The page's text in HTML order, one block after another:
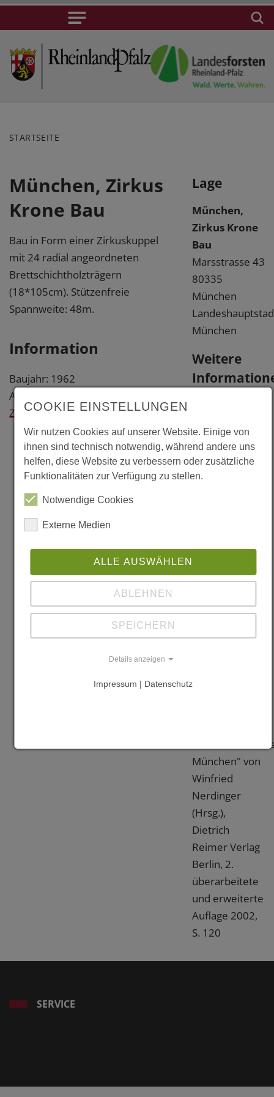
STARTSEITE
München, Zirkus
Krone Bau
Bau in Form einer Zirkuskuppel
mit 24 radial angeordneten
Brettschichtholzträgern
(18*105cm). Stützenfreie
Spannweite: 48m.
Information
Baujahr: 1962
Architekt: Ludwig Galitz, München
Zurück
Lage
München,
Zirkus Krone
Bau
Marsstrasse 43
80335
München
München
Weitere
"Holzbau Atlas
Studienausgabe"
von Karl-Heinz
Institut für
Dokumentation,
1980, S. 127
Holz, Nr.
München" von
Winfried
Nerdinger
(Hrsg.),
Dietrich
Reimer Verlag
Berlin, 2.
überarbeitete
und erweiterte
Auflage 2002,
S. 120
SERVICE
COOKIE EINSTELLUNGEN
Wir nutzen Cookies auf unserer Website. Einige von
ihnen sind technisch notwendig, während andere uns
helfen, diese Website zu verbessern oder zusätzliche
Funktionalitäten zur Verfügung zu stellen.
Notwendige Cookies
Externe Medien
ALLE AUSWÄHLEN
ABLEHNEN
SPEICHERN
Details anzeigen
Impressum | Datenschutz